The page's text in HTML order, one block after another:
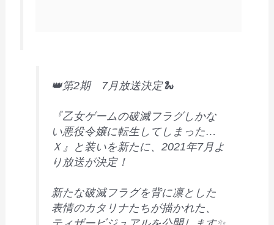
👑第2期 7月放送決定🐍
『乙女ゲームの破滅フラグしかな
い悪役令嬢に転生してしまった…
Ｘ』と装いを新たに、2021年7月よ
り放送が決定！
新たな破滅フラグを背に凛とした
表情のカタリナたちが描かれた、